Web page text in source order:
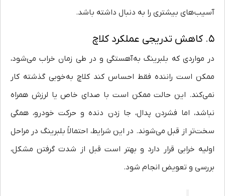
آسیب‌های بیشتری را به دنبال داشته باشد.
۵. کاهش تدریجی عملکرد کلاچ
در مواردی که بلبرینگ به‌آهستگی و در طی زمان خراب می‌شود،
ممکن است راننده فقط احساس کند کلاچ به‌خوبی گذشته کار
نمی‌کند. این حالت ممکن است با صدای خاص یا لرزش همراه
نباشد، اما فشردن پدال، جا زدن دنده و حرکت خودرو، همگی
سخت‌تر از قبل می‌شوند. در این شرایط، احتمالاً بلبرینگ در مراحل
اولیه خرابی قرار دارد و بهتر است قبل از شدت گرفتن مشکل،
بررسی و تعویض انجام شود.